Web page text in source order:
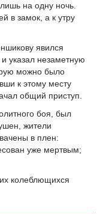
на одну ночь.
в замок, а к утру
явился
указал незаметную
можно было
к этому месту
общий приступ.
боя, был
жители
в плен:
уже мертвым;
колеблющихся